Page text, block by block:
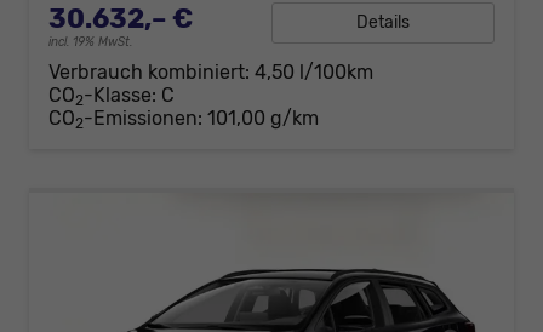
30.632,– €
incl. 19% MwSt.
Details
Verbrauch kombiniert: 4,50 l/100km
CO2-Klasse: C
CO2-Emissionen: 101,00 g/km